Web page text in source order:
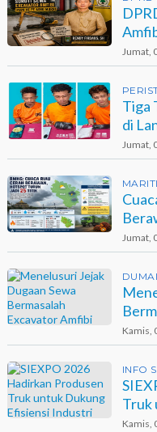
Jadi
Jumat,
Tiga
di
Jumat,
Petir
Jumat,
DUMAI
Kamis,
INFO
Truk
Sawit
Kamis,